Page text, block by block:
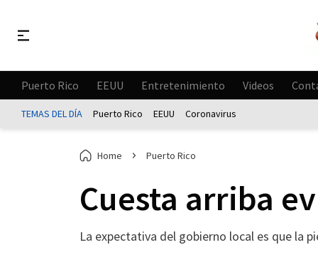
Puerto Rico EEUU Entretenimiento Videos
TEMAS DEL DÍA Puerto Rico EEUU Coronavirus
Home Puerto Rico
Cuesta arriba
La expectativa del gobierno local es que la